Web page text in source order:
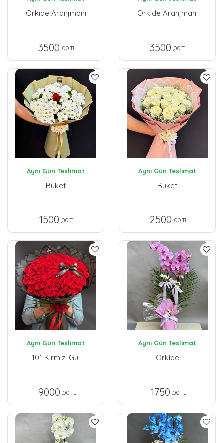
Orkide Aranjmanı
3500 ,00 TL
Orkide Aranjmanı
3500 ,00 TL
Aynı Gün Teslimat
Buket
1500 ,00 TL
Aynı Gün Teslimat
Buket
2500 ,00 TL
Aynı Gün Teslimat
101 Kırmızı Gül
9000 ,00 TL
Aynı Gün Teslimat
Orkide
1750 ,00 TL